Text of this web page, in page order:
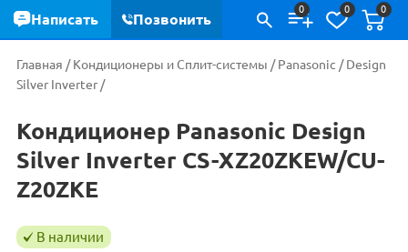
0 0 0
Главная /Кондиционеры и Сплит-системы /Panasonic /Design
Silver Inverter /
Кондиционер Panasonic Design
Silver Inverter CS-XZ20ZKEW/CU-
Z20ZKE
В наличии
Написать Позвонить